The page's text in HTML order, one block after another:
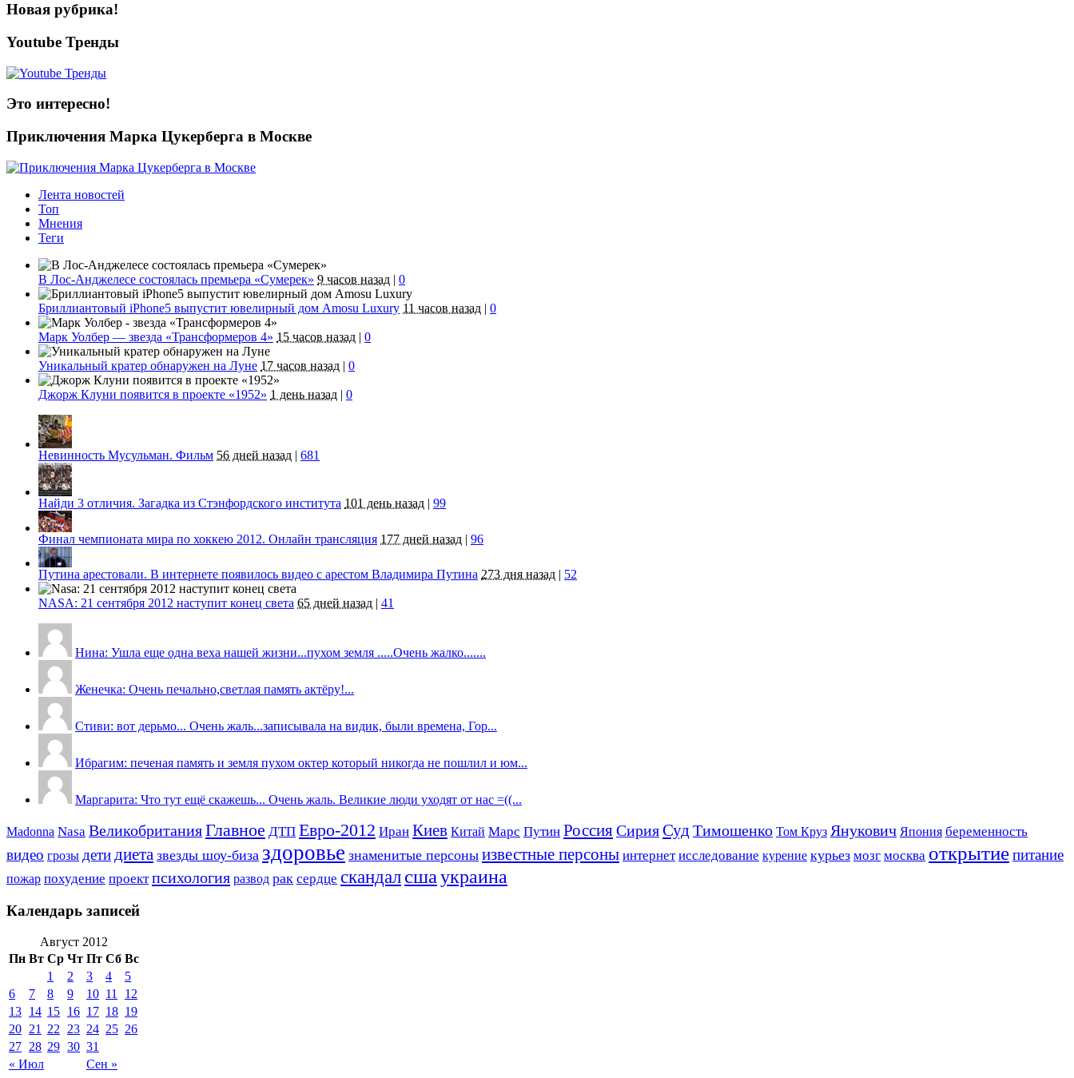
Новая рубрика!
Youtube Тренды
Это интересно!
Приключения Марка Цукерберга в Москве
Лента новостей
Топ
Мнения
Теги
В Лос-Анджелесе состоялась премьера «Сумерек» 9 часов назад | 0
Бриллиантовый iPhone5 выпустит ювелирный дом Amosu Luxury 11 часов назад | 0
Марк Уолбер — звезда «Трансформеров 4» 15 часов назад | 0
Уникальный кратер обнаружен на Луне 17 часов назад | 0
Джорж Клуни появится в проекте «1952» 1 день назад | 0
Невинность Мусульман. Фильм 56 дней назад | 681
Найди 3 отличия. Загадка из Стэнфордского института 101 день назад | 99
Финал чемпионата мира по хоккею 2012. Онлайн трансляция 177 дней назад | 96
Путина арестовали. В интернете появилось видео с арестом Владимира Путина 273 дня назад | 52
NASA: 21 сентября 2012 наступит конец света 65 дней назад | 41
Нина: Ушла еще одна веха нашей жизни...пухом земля .....Очень жалко.......
Женечка: Очень печально,светлая память актёру!...
Стиви: вот дерьмо... Очень жаль...записывала на видик, были времена, Гор...
Ибрагим: печеная память и земля пухом октер который никогда не пошлил и юм...
Маргарита: Что тут ещё скажешь... Очень жаль. Великие люди уходят от нас =((...
Madonna Nasa ВеликобританияГлавное ДТП Евро-2012 Иран Киев Китай Марс Путин РоссияСирияСуд Тимошенко Том Круз Янукович Япония беременность
видео грозы дети диета звезды шоу-биза здоровье знаменитые персоны известные персоны интернет исследование курение курьез мозг москва открытиепитание
пожар похудение проект психология развод рак сердце скандал сшаукраина
Календарь записей
Август 2012
Пн Вт Ср Чт Пт Сб Вс
« Июл Сен »
1 2 3 4
5
6
7 8 9 10 11
12
13 14 15 16 17 18 19
20 21 22 23 24 25 26
27 28 29 30 31